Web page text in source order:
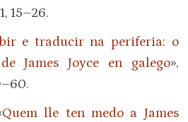
15–26.
e traducir na periferia: o
de James Joyce en galego»,
Quem lle ten medo a James